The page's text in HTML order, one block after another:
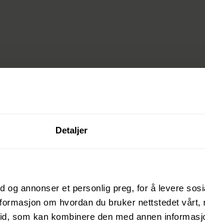
Detaljer
og annonser et personlig preg, for å levere
om hvordan du bruker nettstedet vårt,
som kan kombinere den med annen